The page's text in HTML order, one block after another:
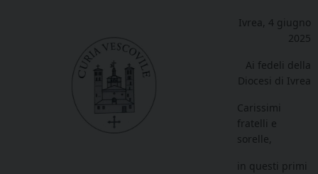
Ivrea, 4 giugno
2025
Ai fedeli della
Diocesi di Ivrea
Carissimi
fratelli e
sorelle,
in questi primi